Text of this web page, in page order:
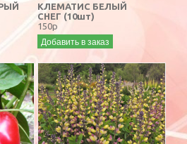
КЛЕМАТИС БЕЛЫЙ
СНЕГ (10шт)
150р
Добавить в заказ